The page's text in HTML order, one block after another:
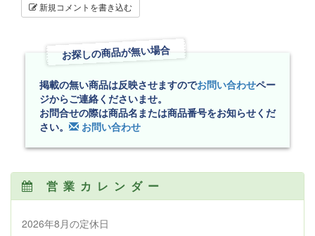
新規コメントを書き込む
お探しの商品が無い場合
掲載の無い商品は反映させますのでお問い合わせペー
ジからご連絡くださいませ。
お問合せの際は商品名または商品番号をお知らせくだ
さい。
お問い合わせ
営業カレンダー
2026年8月の定休日